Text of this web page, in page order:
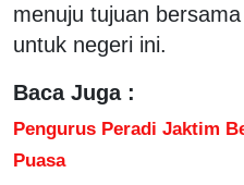
menuju tujuan
untuk negeri ini.
Baca Juga :
Pengurus Peradi Jaktim
Puasa